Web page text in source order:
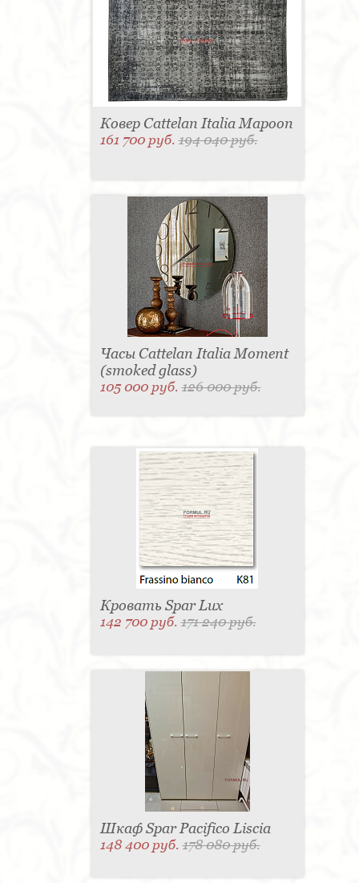
Ковер Cattelan Italia Mapoon
161 700 руб.194 040 руб.
Часы Cattelan Italia Moment
(smoked glass)
105 000 руб.126 000 руб.
Кровать Spar Lux
142 700 руб.171 240 руб.
Шкаф Spar Pacifico Liscia
148 400 руб.178 080 руб.